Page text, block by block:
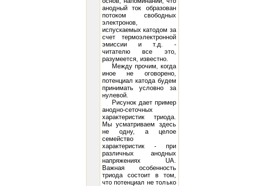
анодный ток образован
потоком свободных
электронов,
испускаемых катодом за
счет термоэлектронной
эмиссии и т.д. -
читателю все это,
разумеется, известно.
Между прочим, когда
иное не оговорено,
потенциал катода будем
принимать условно за
нулевой.
Рисунок дает пример
анодно-сеточных
характеристик триода.
Мы усматриваем здесь
не одну, а целое
семейство
характеристик - при
различных анодных
напряжениях UA.
Важная особенность
триода состоит в том,
что потенциал не только